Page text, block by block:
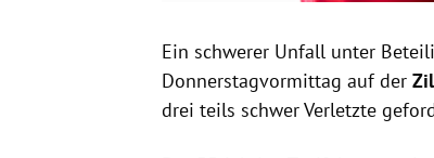
Ein schwerer Unfall unter
Donnerstagvormittag auf der
drei teils schwer Verletzte